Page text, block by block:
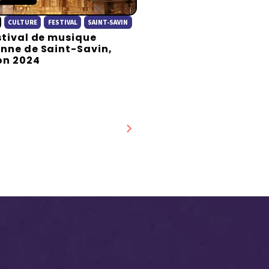
CULTURE FESTIVAL SAINT-SAVIN
de musique
de Saint-Savin,
2024